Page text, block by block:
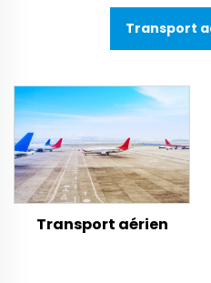
Transport
Transport aérien